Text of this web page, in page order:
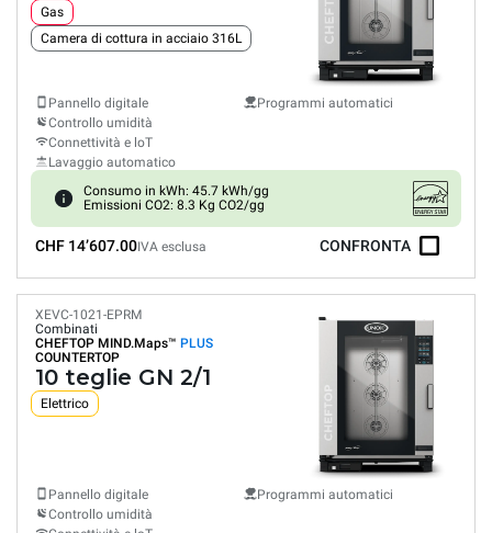
Gas
Camera di cottura in acciaio 316L
Pannello digitale
Controllo umidità
Connettività e loT
Lavaggio automatico
Programmi automatici
Consumo in kWh: 45.7 kWh/gg
Emissioni CO2: 8.3 Kg CO2/gg
CHF 14’607.00IVA esclusa CONFRONTA
XEVC-1021-EPRM
Combinati
CHEFTOP MIND.Maps™ PLUS
COUNTERTOP
10 teglie GN 2/1
Elettrico
Pannello digitale
Controllo umidità
Programmi automatici